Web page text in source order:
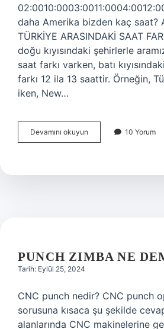
daha Amerika bizden kaç saat?
TÜRKİYE ARASINDAKİ SAAT
doğu kıyısındaki şehirlerle
saat farkı varken, batı
farkı 12 ila 13 saattir. Örneğin,
iken, New…
Devamını okuyun Amerikada
Kaç
10 Yorum
PUNCH ZIMBA NE
Tarih: Eylül 25, 2024
CNC punch nedir? CNC punch
sorusuna kısaca şu şekilde
alanlarında CNC makinelerine